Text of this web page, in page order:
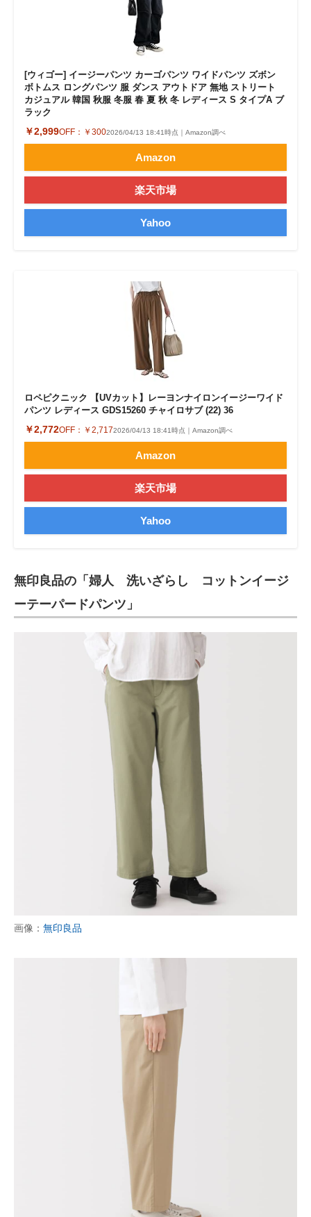
[ウィゴー] イージーパンツ カーゴパンツ ワイドパンツ ズボン
ボトムス ロングパンツ 服 ダンス アウトドア 無地 ストリート
カジュアル 韓国 秋服 冬服 春 夏 秋 冬 レディース S タイプA ブ
ラック
￥2,999OFF： ￥3002026/04/13 18:41時点｜Amazon調べ
Amazon
楽天市場
Yahoo
ロペピクニック 【UVカット】レーヨンナイロンイージーワイド
パンツ レディース GDS15260 チャイロサブ (22) 36
￥2,772OFF： ￥2,7172026/04/13 18:41時点｜Amazon調べ
Amazon
楽天市場
Yahoo
無印良品の「婦人 洗いざらし コットンイージ
ーテーパードパンツ」
画像： 無印良品